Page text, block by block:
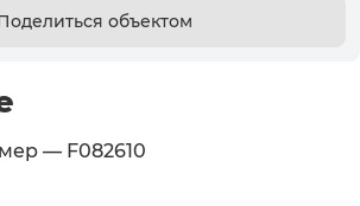
объектом
— F082610